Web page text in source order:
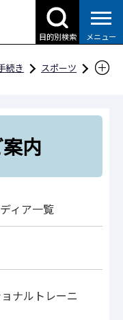
目的別検索 メニュー
続き
スポーツ
内
ィア一覧
ナルトレーニ